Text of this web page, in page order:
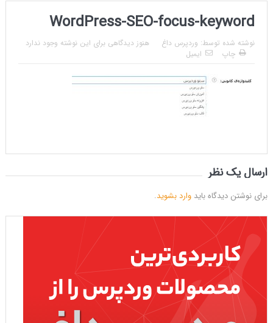
WordPress-SEO-focus-keyword
نوشته شده توسط: وردپرس داغ
هنوز دیدگاهی برای این نوشته وجود ندارد
چاپ
ایمیل
ارسال یک نظر
برای نوشتن دیدگاه باید وارد بشوید.